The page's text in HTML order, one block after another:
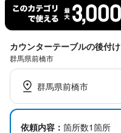
カウンターテーブルの後付け
群馬県前橋市
群馬県前橋市
依頼内容： 箇所数1箇所